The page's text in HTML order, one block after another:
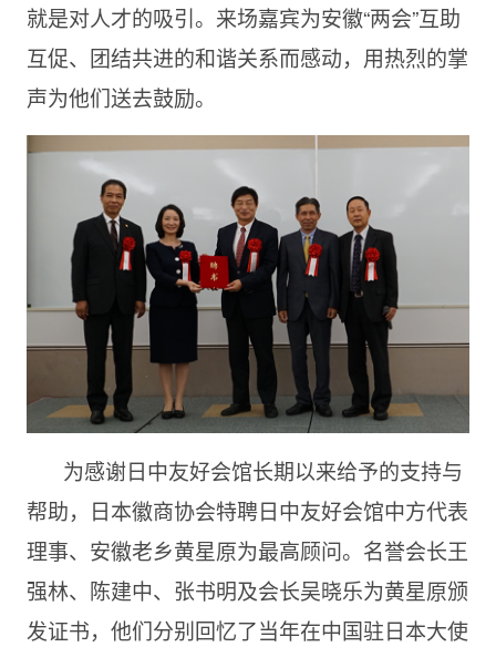
就是对人才的吸引。来场嘉宾为安徽“两会”互助
互促、团结共进的和谐关系而感动，用热烈的掌
声为他们送去鼓励。
为感谢日中友好会馆长期以来给予的支持与
帮助，日本徽商协会特聘日中友好会馆中方代表
理事、安徽老乡黄星原为最高顾问。名誉会长王
强林、陈建中、张书明及会长吴晓乐为黄星原颁
发证书，他们分别回忆了当年在中国驻日本大使